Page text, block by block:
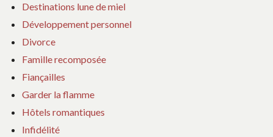
Destinations lune de miel
Développement personnel
Divorce
Famille recomposée
Fiançailles
Garder la flamme
Hôtels romantiques
Infidélité